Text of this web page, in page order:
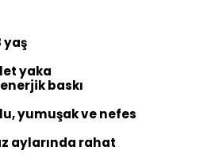
yaş
yaka
baskı
yumuşak ve nefes
aylarında rahat